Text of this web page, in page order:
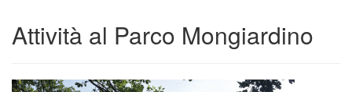
Attività al Parco Mongiardino